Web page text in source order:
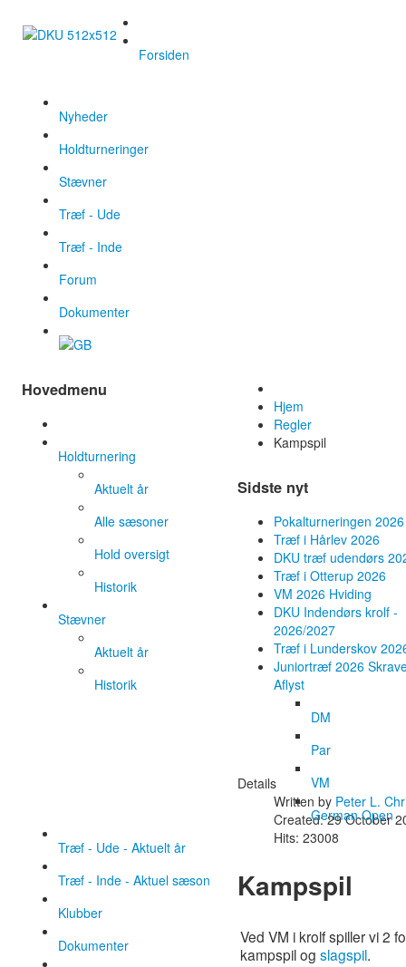
Forsiden
Nyheder
Holdturneringer
Stævner
Træf - Ude
Træf - Inde
Forum
Dokumenter
Hjem
Regler
Kampspil
Sidste nyt
Pokalturneringen 2026
Træf i Hårlev 2026
DKU træf udendørs
Træf i Otterup 2026
VM 2026 Hviding
DKU Indendørs krolf -
2026/2027
Træf i Lunderskov
Juniortræf 2026
Aflyst
Details
Written by Peter L.
Created: 29 October
Hits: 23008
Kampspil
Ved VM i krolf spiller vi 2
kampspil ogslagspil.
Hovedmenu
Holdturnering
Aktuelt år
Alle sæsoner
Hold oversigt
Historik
Stævner
Aktuelt år
Historik
DM
Par
VM
German Open
Træf - Ude - Aktuelt år
Træf - Inde - Aktuel sæson
Klubber
Dokumenter